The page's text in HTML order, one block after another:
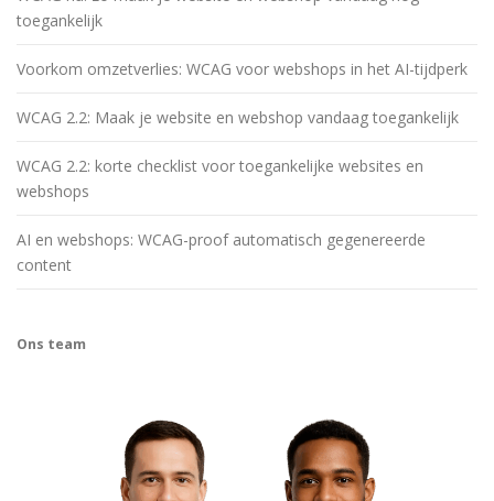
toegankelijk
Voorkom omzetverlies: WCAG voor webshops in het AI-tijdperk
WCAG 2.2: Maak je website en webshop vandaag toegankelijk
WCAG 2.2: korte checklist voor toegankelijke websites en
webshops
AI en webshops: WCAG-proof automatisch gegenereerde
content
Ons team